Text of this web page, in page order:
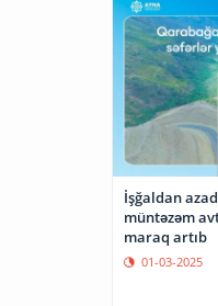
İşğaldan
müntəzəm
maraq artıb
01-03-2025